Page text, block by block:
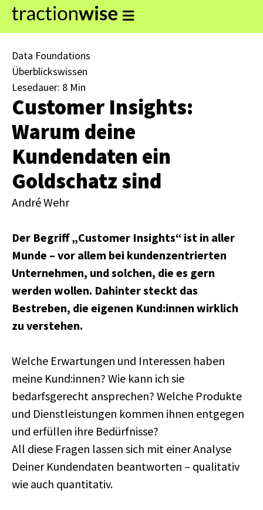
Data Foundations
Überblickswissen
Lesedauer: 8 Min
Customer Insights:
Warum deine
Kundendaten ein
Goldschatz sind
André Wehr
Der Begriff „Customer Insights“ ist in aller
Munde – vor allem bei kundenzentrierten
Unternehmen, und solchen, die es gern
werden wollen. Dahinter steckt das
Bestreben, die eigenen Kund:innen wirklich
zu verstehen.
Welche Erwartungen und Interessen haben
meine Kund:innen? Wie kann ich sie
bedarfsgerecht ansprechen? Welche Produkte
und Dienstleistungen kommen ihnen entgegen
und erfüllen ihre Bedürfnisse?
All diese Fragen lassen sich mit einer Analyse
Deiner Kundendaten beantworten – qualitativ
wie auch quantitativ.